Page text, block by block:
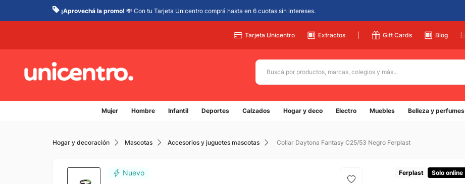
¡Aprovechá la promo! 💸 Con tu Tarjeta Unicentro comprá hasta en 6 cuotas sin intereses.
Tarjeta Unicentro Extractos Gift Cards Blog
Buscá por productos, marcas, colegios y más...
Mujer Hombre Infantil Deportes Calzados Hogar y deco Electro Muebles Belleza y perfumes
Hogar y decoración Mascotas Accesorios y juguetes mascotas Collar Daytona Fantasy C25/53 Negro Ferplast
Ferplast Solo online
Términos más buscados